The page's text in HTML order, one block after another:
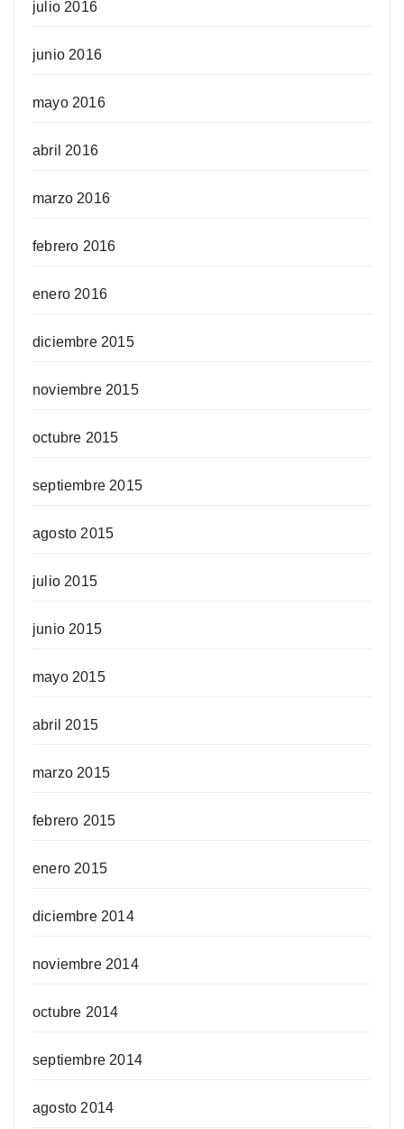
julio 2016
junio 2016
mayo 2016
abril 2016
marzo 2016
febrero 2016
enero 2016
diciembre 2015
noviembre 2015
octubre 2015
septiembre 2015
agosto 2015
julio 2015
junio 2015
mayo 2015
abril 2015
marzo 2015
febrero 2015
enero 2015
diciembre 2014
noviembre 2014
octubre 2014
septiembre 2014
agosto 2014